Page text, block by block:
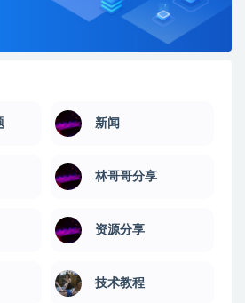
新闻
林哥哥分享
资源分享
技术教程